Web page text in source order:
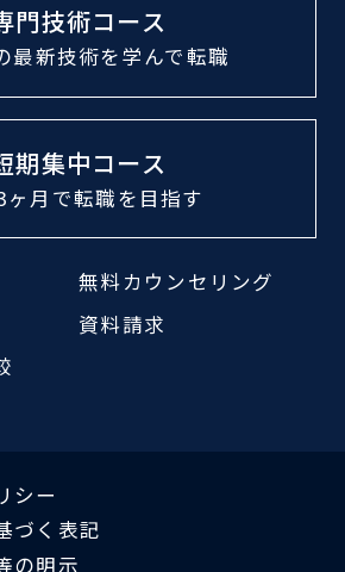
門技術コース
最新技術を学んで転職
期集中コース
ヶ月で転職を目指す
無料カウンセリング
資料請求
シー
づく表記
の明示